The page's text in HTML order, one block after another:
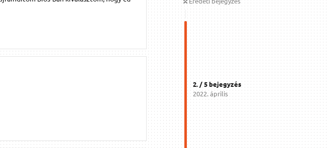
2. /5bejegyzés
2022. április